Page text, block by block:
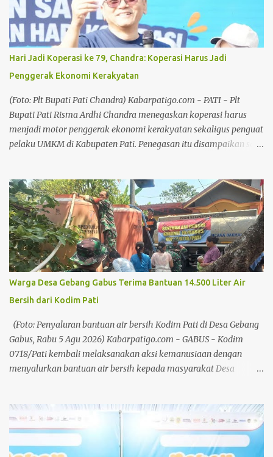
Sampaikan Apresiasi dan Ucapan Terima Kasih Baca juga: Tokoh
Muhammadiyah Pati dan Pendiri BMT Fastabiq, Muhammad
Ridwan Tutup Usia Dalam kesempatan tersebut, Ketua DPD Partai
Golkar Kabupaten Pati, Endang Sri Wahyuningati menitipkan
pesan kepada seluruh kader dan pengurus Partai Golkar hingga
tingkat desa agar bekerja lebih maksimal dalam membesarkan
partai. Anggota DPRD Pati tersebut menegaskan, target
peningkatan suara harus menjadi perhatian bersama mengingat
pada pemilu-p...
Hari Jadi Koperasi ke 79, Chandra: Koperasi Harus Jadi
Penggerak Ekonomi Kerakyatan
(Foto: Plt Bupati Pati Chandra) Kabarpatigo.com - PATI - Plt
Bupati Pati Risma Ardhi Chandra menegaskan koperasi harus
menjadi motor penggerak ekonomi kerakyatan sekaligus penguat
pelaku UMKM di Kabupaten Pati. Penegasan itu disampaikan saat
Prabowo Subianto yang menempatkan ketahanan pangan dan
penguatan koperasi sebagai prioritas nasional. Chandra
mengatakan penguatan koperasi menjadi langkah strategis untuk
memperkuat ekonomi masyarakat dari tingkat bawah. Baca juga:
Hari Jadi ke 703 Kabupaten Pati Akan Dimeriahkan Pawai Artis
Baca juga: Pekan Kreasi Pati 2026, Pemkab: Bukan Lapak Liar, Ini
Agenda Resmi Daerah Menurutnya, negara-negara maju mampu
membangun perekonomian yang kokoh karena memiliki
gerakan koperasi yang kuat dan berkelanjutan. "Dengan kegiatan
berkoperasi, ekonomi kerakyatan bisa tumbuh, ekonomi
masyarakat juga bisa berkembang,...
Warga Desa Gebang Gabus Terima Bantuan 14.500 Liter Air
Bersih dari Kodim Pati
(Foto: Penyaluran bantuan air bersih Kodim Pati di Desa Gebang
Gabus, Rabu 5 Agu 2026) Kabarpatigo.com - GABUS - Kodim
0718/Pati kembali melaksanakan aksi kemanusiaan dengan
menyalurkan bantuan air bersih kepada masyarakat Desa
bersih didistribusikan kepada warga untuk membantu memenuhi
kebutuhan air bersih di tengah musim kemarau. Kegiatan
dipimpin oleh Danramil 19/Gabus Kapten Inf Kusmiyanto